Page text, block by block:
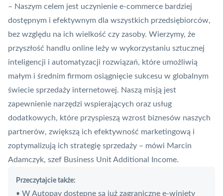
– Naszym celem jest uczynienie e-commerce bardziej
dostępnym i efektywnym dla wszystkich przedsiębiorców,
bez względu na ich wielkość czy zasoby. Wierzymy, że
przyszłość handlu online leży w wykorzystaniu sztucznej
inteligencji i automatyzacji rozwiązań, które umożliwią
małym i średnim firmom osiągnięcie sukcesu w globalnym
świecie sprzedaży internetowej. Naszą misją jest
zapewnienie narzędzi wspierających oraz usług
dodatkowych, które przyspieszą wzrost biznesów naszych
partnerów, zwiększą ich efektywność marketingową i
zoptymalizują ich strategię sprzedaży – mówi Marcin
Adamczyk, szef Business Unit Additional Income.
Przeczytajcie także:
• W Autopay dostępne są już zagraniczne e-winiety